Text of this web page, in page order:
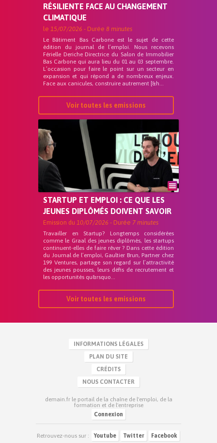
RÉSILIENTE FACE AU CHANGEMENT
CLIMATIQUE
le 15/07/2026 - Durée 8 minutes
Le Bâtiment Bas Carbone est le sujet de cette
édition du journal de l’emploi. Nous recevons
Férielle Deriche Directrice du Salon de Immobilier
Bas Carbone qui aura lieu du 01 au 03 septembre.
L’occasion pour faire le point sur un secteur en
expansion et qui répond a de nombreux enjeux.
Face aux canicules, construire autrement [&h...
Voir toutes les emissions
STARTUP ET EMPLOI : CE QUE LES
JEUNES DIPLÔMÉS DOIVENT SAVOIR
Emission du 10/07/2026 - Durée 7 minutes
Travailler en Startup? Longtemps considérées
comme le Graal des jeunes diplômés, les startups
continuent-elles de faire rêver ? Dans cette édition
du Journal de l’emploi, Gaultier Brun, Partner chez
199 Ventures, partage son regard sur l’attractivité
des jeunes pousses, leurs défis de recrutement et
les opportunités qu&rsquo...
Voir toutes les emissions
INFORMATIONS LÉGALES
PLAN DU SITE
CRÉDITS
NOUS CONTACTER
demain.fr le portail de la chaîne de l'emploi, de la
formation et de l'entreprise
Connexion
Retrouvez-nous sur : Youtube Twitter Facebook